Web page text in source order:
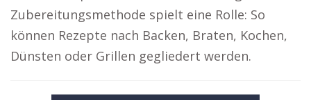
Zubereitungsmethode spielt eine Rolle: So
können Rezepte nach Backen, Braten, Kochen,
Dünsten oder Grillen gegliedert werden.